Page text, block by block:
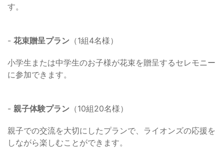
す。
- 花束贈呈プラン （1組4名様）
小学生または中学生のお子様が花束を贈呈するセレモニー
に参加できます。
- 親子体験プラン （10組20名様）
親子での交流を大切にしたプランで、ライオンズの応援を
しながら楽しむことができます。